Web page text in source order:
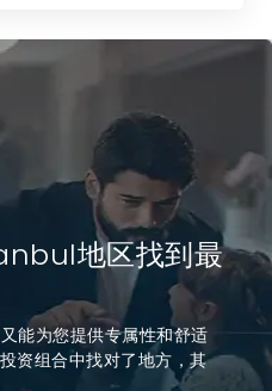
地区找到最
能为您提供专属性和舒适
资组合中找对了地方，其